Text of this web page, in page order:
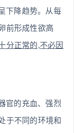
下降趋势。从每
前形成性欲高
分正常的,不必因
官的充血、强烈
于不同的环境和